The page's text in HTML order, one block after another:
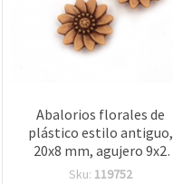
Abalorios florales de
plástico estilo antiguo,
20x8 mm, agujero 9x2
mm, marrón – 50 g (~70
Sku: 119752